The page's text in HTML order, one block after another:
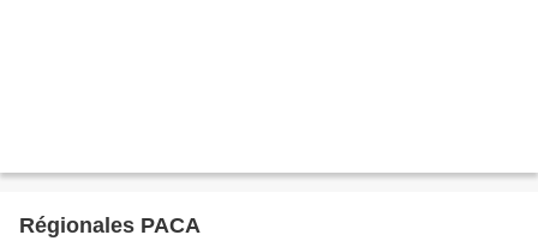
Régionales PACA